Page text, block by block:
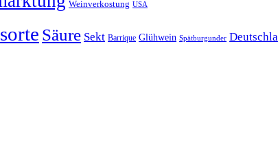
Weinverkostung USA
Säure Sekt Barrique Glühwein Spätburgunder